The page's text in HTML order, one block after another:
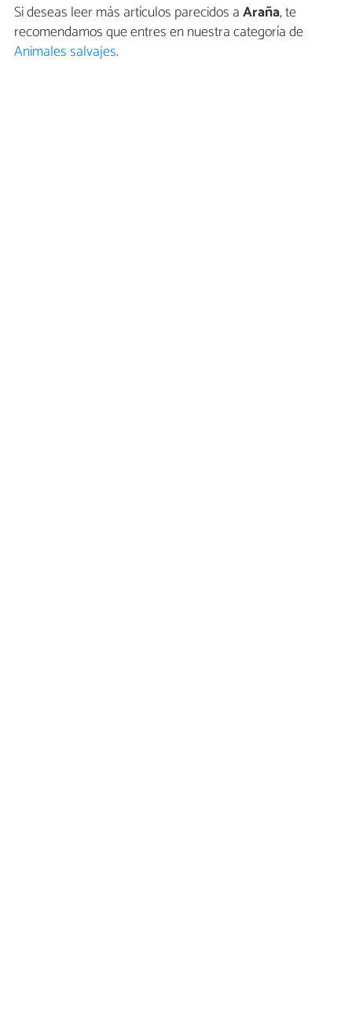
Si deseas leer más artículos parecidos aAraña, te
recomendamos que entres en nuestra categoría de
Animales salvajes.